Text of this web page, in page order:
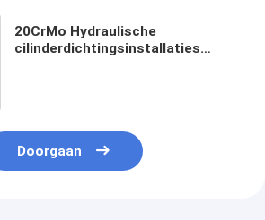
20CrMo Hydraulische
cilinderdichtingsinstallaties
Doorgaan